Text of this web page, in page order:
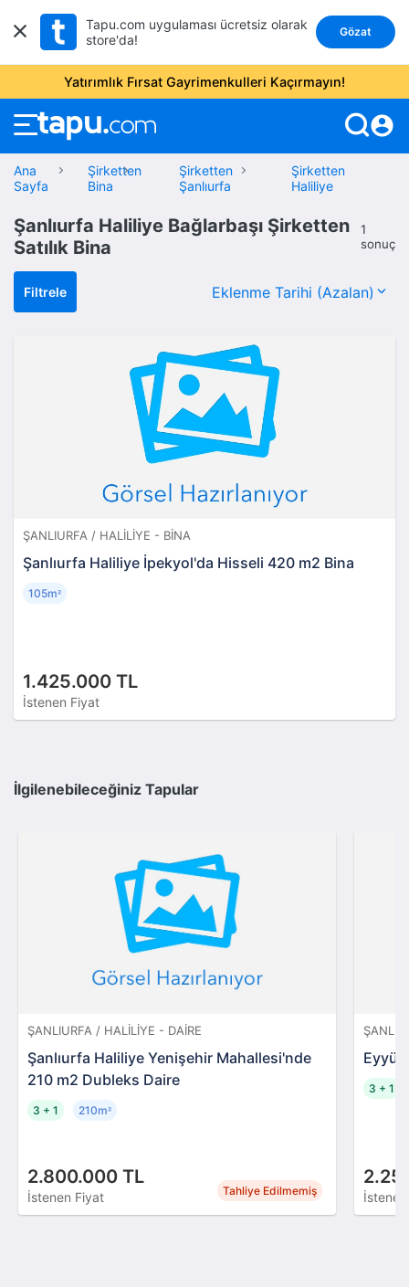
Tapu.com uygulaması ücretsiz olarak
store'da!
Gözat
Yatırımlık Fırsat Gayrimenkulleri Kaçırmayın!
account_circle
Ana
Sayfa
Şirketten
Bina
Şirketten
Şanlıurfa
Şirketten
Haliliye
Şanlıurfa Haliliye Bağlarbaşı Şirketten
Satılık Bina
1
sonuç
Filtrele
ŞANLIURFA / HALILIYE - BINA
Şanlıurfa Haliliye İpekyol'da Hisseli 420 m2 Bina
1.425.000 TL
İstenen Fiyat
105m²
İlgilenebileceğiniz Tapular
ŞANLIURFA / HALILIYE - DAIRE
Şanlıurfa Haliliye Yenişehir Mahallesi'nde
210 m2 Dubleks Daire
2.800.000 TL
İstenen Fiyat Tahliye Edilmemiş
3 + 1 210m²
3 + 1